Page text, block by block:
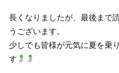
長くなりましたが、最後まで
うございます。
少しでも皆様が元気に夏を乗
す